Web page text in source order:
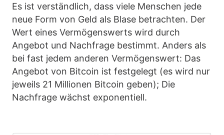
Es ist verständlich, dass viele Menschen jede
neue Form von Geld als Blase betrachten. Der
Wert eines Vermögenswerts wird durch
Angebot und Nachfrage bestimmt. Anders als
bei fast jedem anderen Vermögenswert: Das
Angebot von Bitcoin ist festgelegt (es wird nur
jeweils 21 Millionen Bitcoin geben); Die
Nachfrage wächst exponentiell.